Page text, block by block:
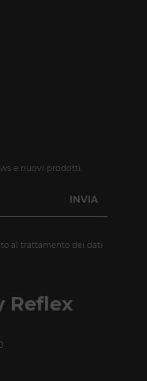
e nuovi prodotti.
al trattamento dei dati
Reflex